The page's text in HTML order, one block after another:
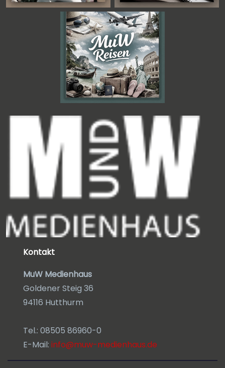
Kontakt
MuW Medienhaus
Goldener Steig 36
94116 Hutthurm
Tel.: 08505 86960-0
E-Mail: info@muw-medienhaus.de